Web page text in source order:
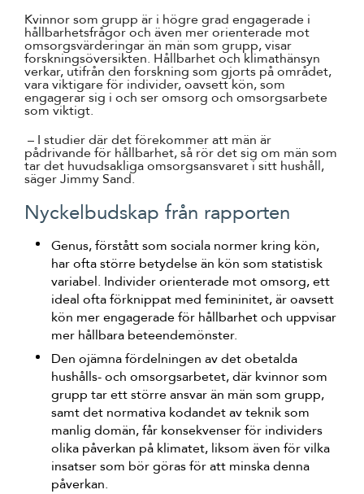
Kvinnor som grupp är i högre grad engagerade i
hållbarhetsfrågor och även mer orienterade mot
omsorgsvärderingar än män som grupp, visar
forskningsöversikten. Hållbarhet och klimathänsyn
verkar, utifrån den forskning som gjorts på området,
vara viktigare för individer, oavsett kön, som
engagerar sig i och ser omsorg och omsorgsarbete
som viktigt.
– I studier där det förekommer att män är
pådrivande för hållbarhet, så rör det sig om män som
tar det huvudsakliga omsorgsansvaret i sitt hushåll,
säger Jimmy Sand.
Nyckelbudskap från rapporten
Genus, förstått som sociala normer kring kön,
har ofta större betydelse än kön som statistisk
variabel. Individer orienterade mot omsorg, ett
ideal ofta förknippat med femininitet, är oavsett
kön mer engagerade för hållbarhet och uppvisar
mer hållbara beteendemönster.
Den ojämna fördelningen av det obetalda
hushålls- och omsorgsarbetet, där kvinnor som
grupp tar ett större ansvar än män som grupp,
samt det normativa kodandet av teknik som
manlig domän, får konsekvenser för individers
olika påverkan på klimatet, liksom även för vilka
insatser som bör göras för att minska denna
påverkan.